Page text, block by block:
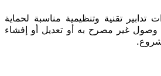
تدابير تقنية وتنظيمية مناسبة لحماية
وصول غير مصرح به أو تعديل أو إفشاء